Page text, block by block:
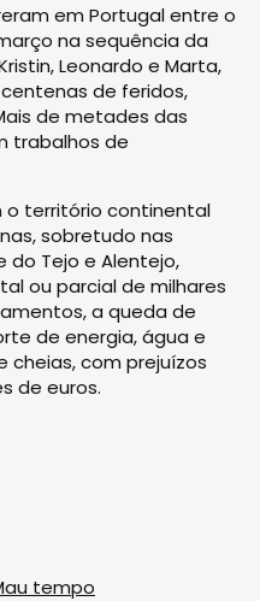
em Portugal entre o
na sequência da
Leonardo e Marta,
de feridos,
de metades das
trabalhos de
o território continental
sobretudo nas
do Tejo e Alentejo,
ou parcial de milhares
a queda de
de energia, água e
cheias, com prejuízos
de euros.
tempo